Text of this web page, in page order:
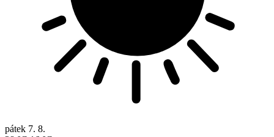
pátek 7. 8.